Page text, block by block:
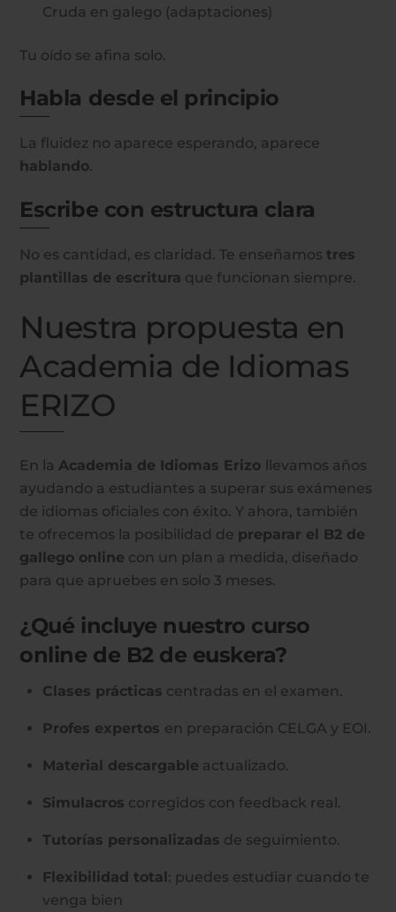
Cruda en galego (adaptaciones)
Tu oído se afina solo.
Habla desde el principio
La fluidez no aparece esperando, aparece
hablando.
Escribe con estructura clara
No es cantidad, es claridad. Te enseñamostres
plantillas de escritura que funcionan siempre.
Nuestra propuesta en
Academia de Idiomas
ERIZO
En laAcademia de Idiomas Erizo
llevamos años
ayudando a estudiantes a superar sus exámenes
de idiomas oficiales con éxito. Y ahora, también
te ofrecemos la posibilidad de preparar el B2 de
gallego online con un plan a medida, diseñado
para que apruebes en solo 3 meses.
¿Qué incluye nuestro curso
online de B2 de euskera?
Clases prácticas centradas en el examen.
Profes expertos en preparación CELGA y EOI.
Material descargable actualizado.
Simulacros corregidos con feedback real.
Tutorías personalizadas de seguimiento.
Flexibilidad total : puedes estudiar cuando te
venga bien